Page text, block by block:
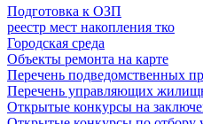
Подготовка к ОЗП
реестр мест накопления тко
Городская среда
Объекты ремонта на карте
Перечень подведомственных
Перечень управляющих
Открытые конкурсы на